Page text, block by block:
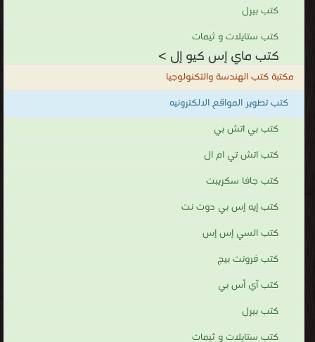
كتب بيرل
كتب ستايلات و ثيمات
كتب ماي إس كيو إل >
مكتبة كتب الهندسة والتكنولوجيا
كتب تطوير المواقع الالكترونيه
كتب بي اتش بي
كتب اتش تي ام ال
كتب جافا سكريبت
كتب إيه إس بي دوت نت
كتب السي إس إس
كتب فرونت بيج
كتب آي أس بي
كتب بيرل
كتب ستايلات و ثيمات